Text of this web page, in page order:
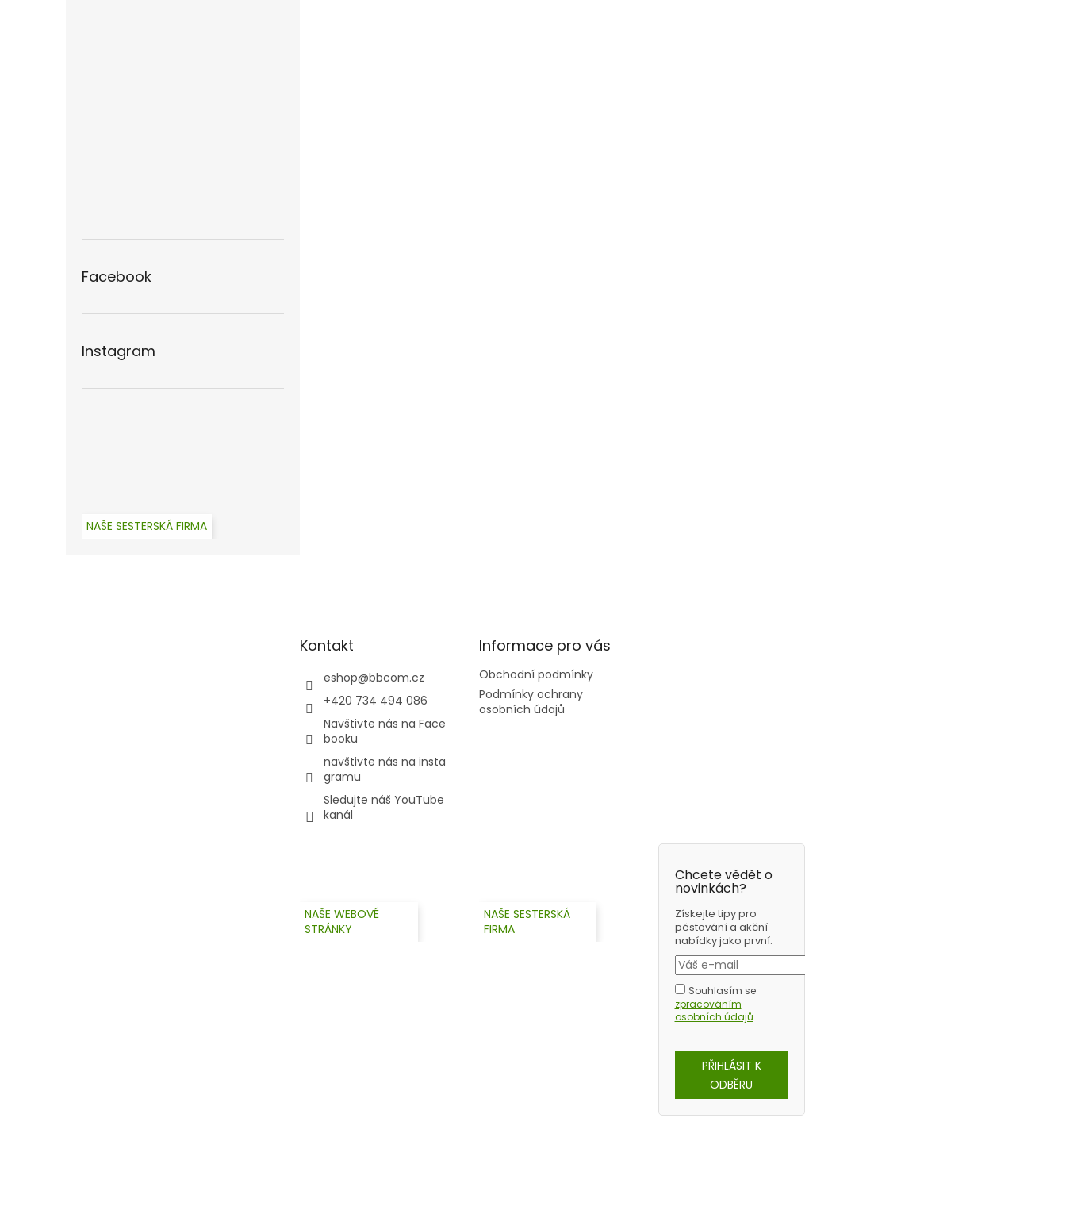
Facebook
Instagram
NAŠE SESTERSKÁ FIRMA
Kontakt
eshop@bbcom.cz
+420 734 494 086
Navštivte nás na Face
booku
navštivte nás na insta
gramu
Sledujte náš YouTube
kanál
Informace pro vás
Obchodní podmínky
Podmínky ochrany
osobních údajů
NAŠE WEBOVÉ
STRÁNKY
NAŠE SESTERSKÁ
FIRMA
Chcete vědět o
novinkách?
Získejte tipy pro
pěstování a akční
nabídky jako první.
Souhlasím se
zpracováním
osobních údajů
.
PŘIHLÁSIT K
ODBĚRU